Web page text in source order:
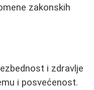
zakonskih
i zdravlje
i posvećenost.